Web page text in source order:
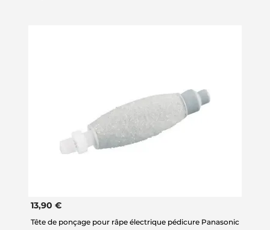
13,90 €
Tête de ponçage pour râpe électrique pédicure Panasonic